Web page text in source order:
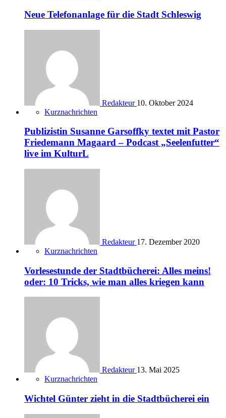
Neue Telefonanlage für die Stadt Schleswig
Redakteur 10. Oktober 2024
Kurznachrichten
Publizistin Susanne Garsoffky textet mit Pastor
Friedemann Magaard – Podcast „Seelenfutter“
live im KulturL
Redakteur 17. Dezember 2020
Kurznachrichten
Vorlesestunde der Stadtbücherei: Alles meins!
oder: 10 Tricks, wie man alles kriegen kann
Redakteur 13. Mai 2025
Kurznachrichten
Wichtel Günter zieht in die Stadtbücherei ein